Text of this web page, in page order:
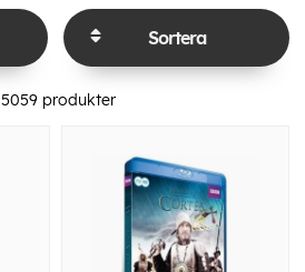
Sortera
5059produkter